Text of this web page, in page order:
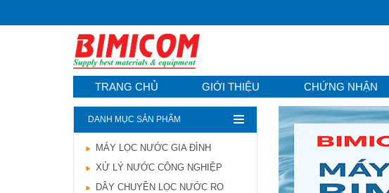
TRANG CHỦ GIỚI THIỆU CHỨNG NHẬN
DANH MỤC SẢN PHẨM
MÁY LỌC NƯỚC GIA ĐÌNH
XỬ LÝ NƯỚC CÔNG NGHIỆP
DÂY CHUYỀN LỌC NƯỚC RO
máy lọc nước Gia ...
21/10/2021